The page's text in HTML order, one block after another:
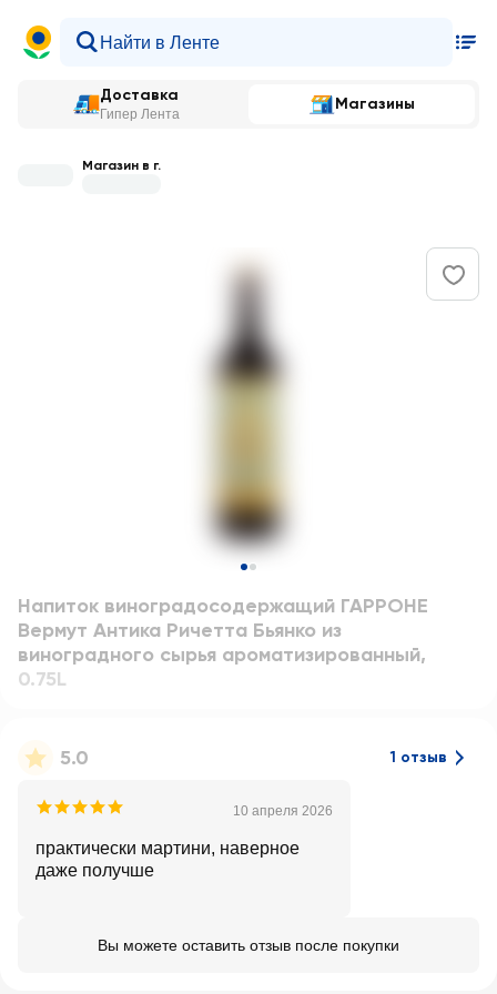
Доставка
Гипер Лента
Магазины
Магазин в г.
Напиток виноградосодержащий ГАРРОНЕ
Вермут Антика Ричетта Бьянко из
виноградного сырья ароматизированный,
0.75L
5.0 1 отзыв
10 апреля 2026
практически мартини, наверное
даже получше
Вы можете оставить отзыв после покупки